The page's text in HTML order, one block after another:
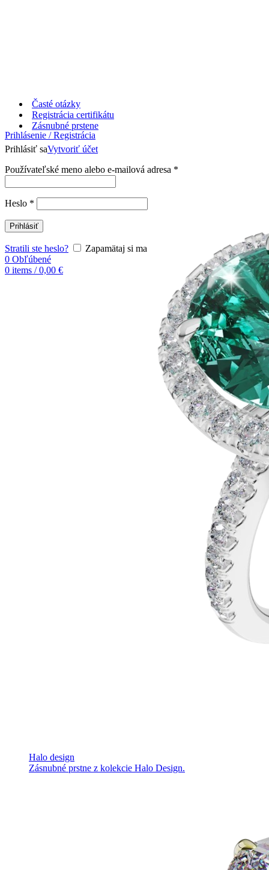
Časté otázky
Registrácia certifikátu
Prihlásenie / Registrácia
Prihlásiť saVytvoriť účet
Používateľské meno alebo e-mailová adresa *
Heslo *
Prihlásiť
Stratili ste heslo?
Zapamätaj si ma
0 Obľúbené
0 items / 0,00 €
Zásnubné prstene
Halo design
Zásnubné prstne z kolekcie Halo Design.